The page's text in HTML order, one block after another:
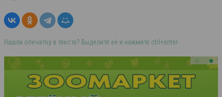
Нашли опечатку в тексте? Выделите её и нажмите ctrl+enter